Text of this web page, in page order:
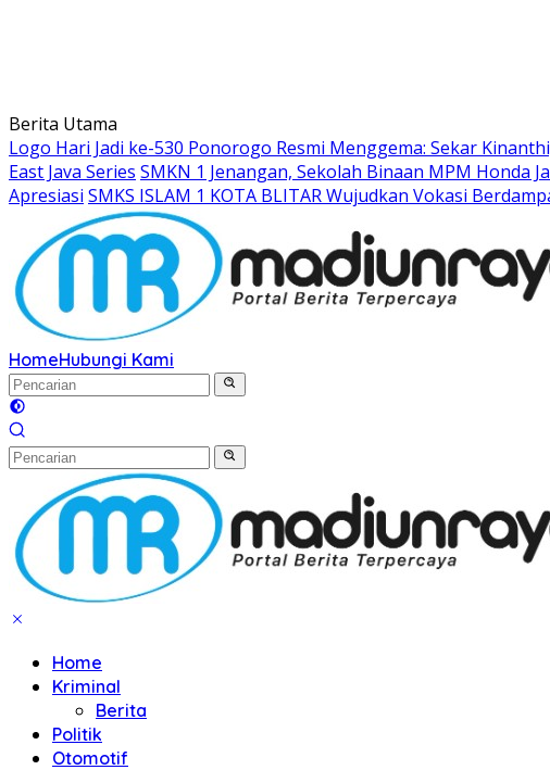
Berita Utama
Logo Hari Jadi ke-530 Ponorogo Resmi Menggema: Sekar
East Java Series SMKN 1 Jenangan, Sekolah Binaan MPM Honda
Apresiasi SMKS ISLAM 1 KOTA BLITAR Wujudkan Vokasi
HomeHubungi Kami
Home
Kriminal
Berita
Politik
Otomotif